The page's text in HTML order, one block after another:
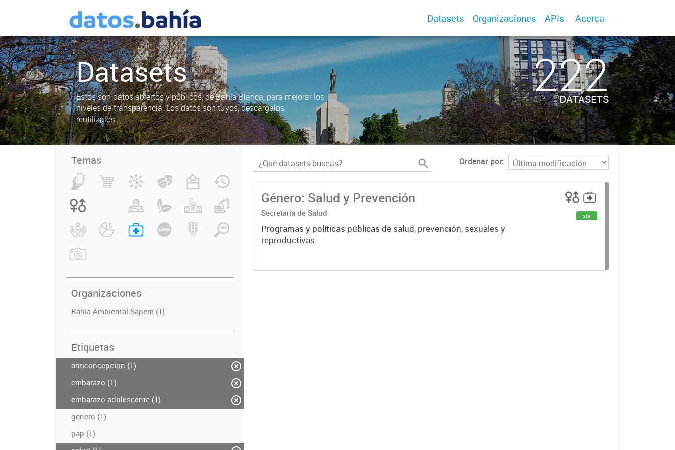
Datasets Organizaciones APIs Acerca
Datasets
Estos son datos abiertos y públicos, de Bahía Blanca, para mejorar los
niveles de transparencia. Los datos son tuyos, descargalos,
reutilizalos.
222
DATASETS
Temas
Organizaciones
Bahía Ambiental Sapem (1)
Etiquetas
anticoncepcion (1)
embarazo (1)
embarazo adolescente (1)
genero (1)
pap (1)
Ordenar por
Género: Salud y Prevención
Secretaría de Salud
Programas y políticas públicas de salud, prevención, sexuales y
reproductivas.
xls